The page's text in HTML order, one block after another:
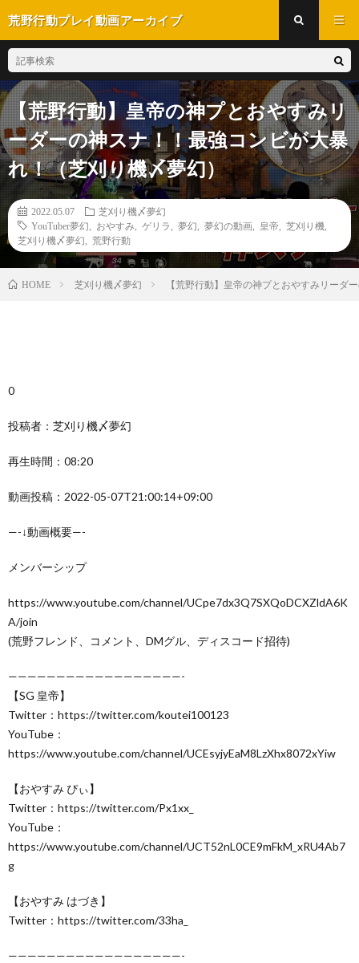
荒野行動プレイ動画アーカイブ
【荒野行動】皇帝の神プとおやすみリ
ーダーの神スナ！！最強コンビが大暴
れ！（芝刈り機〆夢幻）
2022.05.07
芝刈り機〆夢幻
YouTuber夢幻
おやすみ ゲリラ 夢幻 夢幻の動画 皇帝 芝刈り機
芝刈り機〆夢幻
荒野行動
HOME 芝刈り機〆夢幻 【荒野行動】皇帝の神プとおやすみリーダ
0
投稿者：芝刈り機〆夢幻
再生時間：08:20
動画投稿：2022-05-07T21:00:14+09:00
—-↓動画概要—-
メンバーシップ
https://www.youtube.com/channel/UCpe7dx3Q7SXQoDCXZldA6K
A/join
(荒野フレンド、コメント、DMグル、ディスコード招待)
——————————————————-
【SG 皇帝】
Twitter：https://twitter.com/koutei100123
YouTube：
https://www.youtube.com/channel/UCEsyjyEaM8LzXhx8072xYiw
【おやすみ ぴぃ】
Twitter：https://twitter.com/Px1xx_
YouTube：
https://www.youtube.com/channel/UCT52nL0CE9mFkM_xRU4Ab7
g
【おやすみ はづき】
Twitter：https://twitter.com/33ha_
——————————————————-